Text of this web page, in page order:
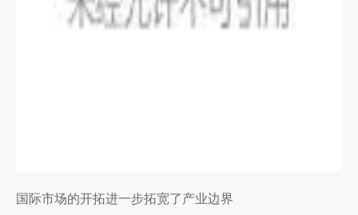
国际市场的开拓进一步拓宽了产业边界